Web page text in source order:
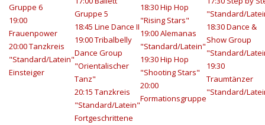
Gruppe 6
19:00
Frauenpower
20:00 Tanzkreis
"Standard/Latein"
Einsteiger
Gruppe 5
18:45 Line Dance II
19:00 Tribalbelly
Dance Group
"Orientalischer
Tanz"
20:15 Tanzkreis
"Standard/Latein"
Fortgeschrittene
18:30 Hip Hop
"Rising Stars"
19:00 Alemanas
"Standard/Latein"
19:30 Hip Hop
"Shooting Stars"
20:00
Formationsgruppe
"Standard/
18:30 Dance &
Show Group
"Standard/
19:30
Traumtänzer
"Standard/